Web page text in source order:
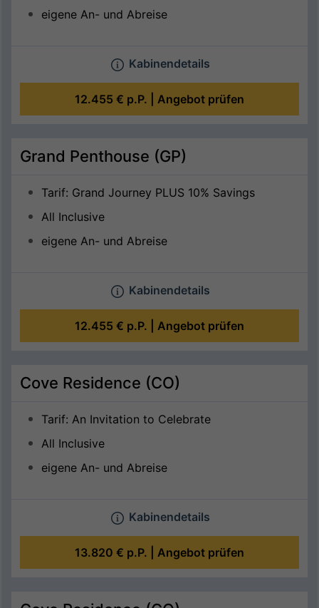
eigene An- und Abreise
Kabinendetails
12.455 € p.P. | Angebot prüfen
Grand Penthouse (GP)
Tarif: Grand Journey PLUS 10% Savings
All Inclusive
eigene An- und Abreise
Kabinendetails
12.455 € p.P. | Angebot prüfen
Cove Residence (CO)
Tarif: An Invitation to Celebrate
All Inclusive
eigene An- und Abreise
Kabinendetails
13.820 € p.P. | Angebot prüfen